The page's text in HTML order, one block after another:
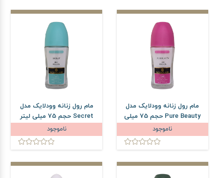
مام رول زنانه وودلایک مدل
Pure Beauty حجم 75 میلی
لیتر
ناموجود
مام رول زنانه وودلایک مدل
Secret حجم 75 میلی لیتر
ناموجود